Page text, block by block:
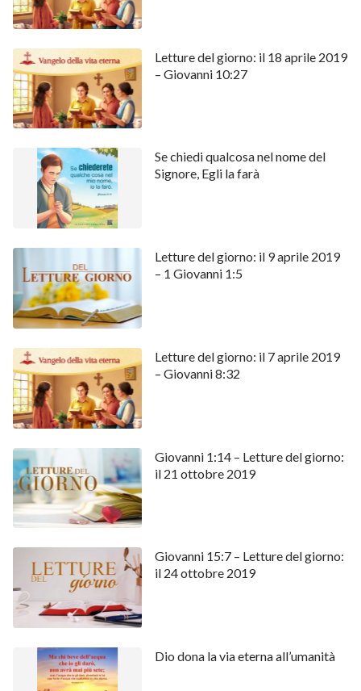
Letture del giorno: il 18 aprile 2019
– Giovanni 10:27
Se chiedi qualcosa nel nome del
Signore, Egli la farà
Letture del giorno: il 9 aprile 2019
– 1 Giovanni 1:5
Letture del giorno: il 7 aprile 2019
– Giovanni 8:32
Giovanni 1:14 – Letture del giorno:
il 21 ottobre 2019
Giovanni 15:7 – Letture del giorno:
il 24 ottobre 2019
Dio dona la via eterna all’umanità